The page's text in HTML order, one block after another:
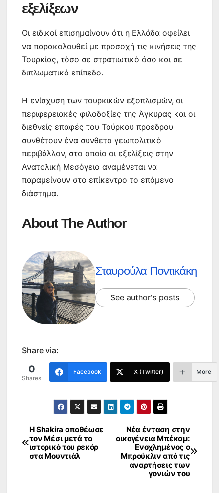
εξελίξεων
Οι ειδικοί επισημαίνουν ότι η Ελλάδα οφείλει
να παρακολουθεί με προσοχή τις κινήσεις της
Τουρκίας, τόσο σε στρατιωτικό όσο και σε
διπλωματικό επίπεδο.
Η ενίσχυση των τουρκικών εξοπλισμών, οι
περιφερειακές φιλοδοξίες της Άγκυρας και οι
διεθνείς επαφές του Τούρκου προέδρου
συνθέτουν ένα σύνθετο γεωπολιτικό
περιβάλλον, στο οποίο οι εξελίξεις στην
Ανατολική Μεσόγειο αναμένεται να
παραμείνουν στο επίκεντρο το επόμενο
διάστημα.
About The Author
Σταυρούλα Ποντικάκη
See author's posts
Share via:
0
Shares
Facebook X (Twitter) More
Πλοήγηση
άρθρων
Νέα ένταση στην
οικογένεια Μπέκαμ:
Ενοχλημένος ο
Μπρούκλιν από τις
αναρτήσεις των
γονιών του
Η Shakira αποθέωσε
τον Μέσι μετά το
ιστορικό του ρεκόρ
στα Μουντιάλ